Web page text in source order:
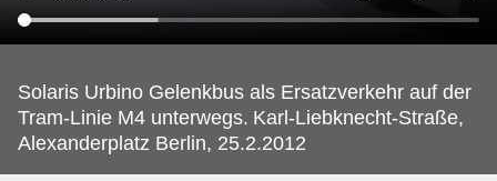
Solaris Urbino Gelenkbus als Ersatzverkehr auf der
Tram-Linie M4 unterwegs. Karl-Liebknecht-Straße,
Alexanderplatz Berlin, 25.2.2012